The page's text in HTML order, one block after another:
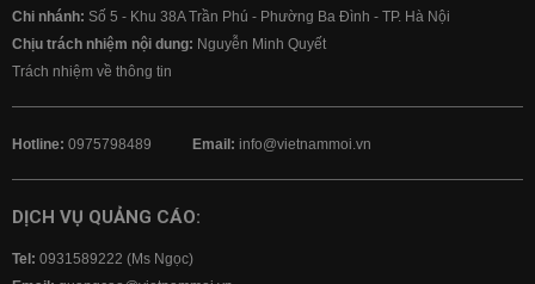
Chi nhánh: Số 5 - Khu 38A Trần Phú - Phường Ba Đình - TP. Hà Nội
Chịu trách nhiệm nội dung: Nguyễn Minh Quyết
Trách nhiệm về thông tin
Hotline: 0975798489 Email: info@vietnammoi.vn
DỊCH VỤ QUẢNG CÁO:
Tel: 0931589222 (Ms Ngọc)